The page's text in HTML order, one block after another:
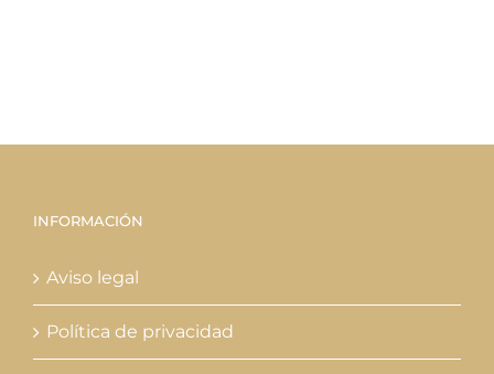
INFORMACIÓN
Aviso legal
Política de privacidad